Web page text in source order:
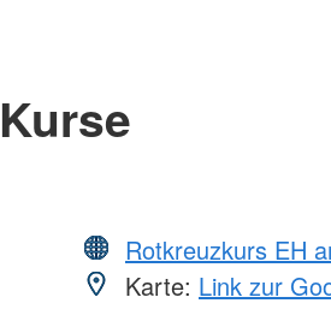
Kurse
Rotkreuzkurs EH
Karte: Link zur